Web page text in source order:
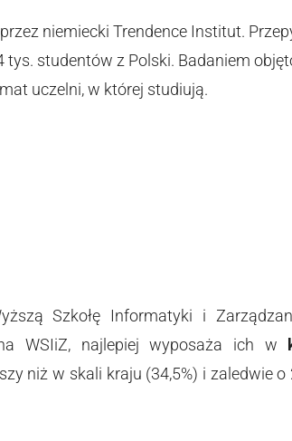
niemiecki Trendence Institut.
studentów z Polski. Badaniem
uczelni, w której studiują.
Szkołę Informatyki i
WSIiZ, najlepiej wyposaża ich w
niż w skali kraju (34,5%) i zaledwie o